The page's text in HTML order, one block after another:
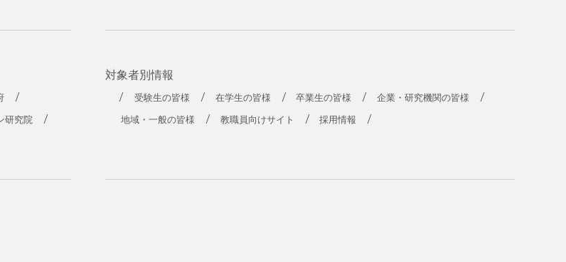
研究院
対象者別情報
受験生の皆様 在学生の皆様 卒業生の皆様 企業・研究機関の皆様
地域・一般の皆様 教職員向けサイト 採用情報